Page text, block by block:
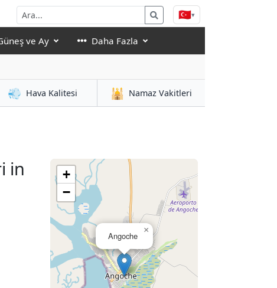
🇹🇷▾
ve Ay Daha Fazla
💨 Hava Kalitesi 🕌 Namaz Vakitleri
in
Angoche
×
+
−